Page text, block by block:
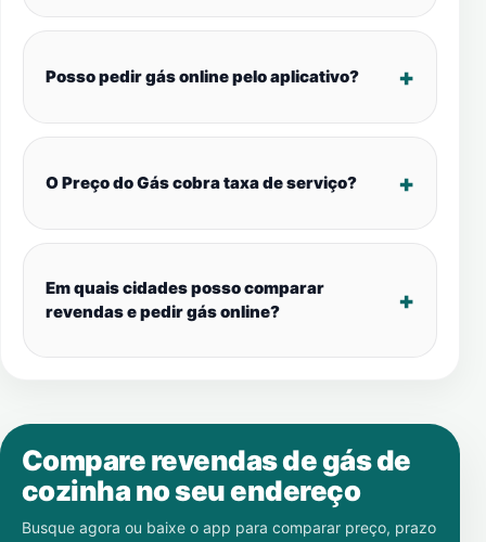
Posso pedir gás online pelo aplicativo?
O Preço do Gás cobra taxa de serviço?
Em quais cidades posso comparar
revendas e pedir gás online?
Compare revendas de gás de
cozinha no seu endereço
Busque agora ou baixe o app para comparar preço, prazo